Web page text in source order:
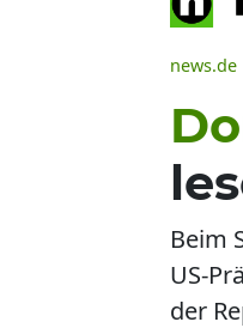
news.de
Beim
US-
der